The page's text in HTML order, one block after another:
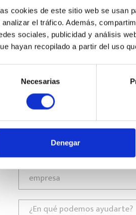
cookies de este sitio web se usan
analizar el tráfico. Además,
sociales, publicidad y análisis
hayan recopilado a partir del uso
Necesarias
Denegar